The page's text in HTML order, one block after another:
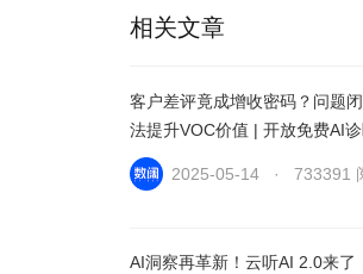
相关文章
客户差评竟成增收密码？问题
法提升VOC价值 | 开放免费AI
2025-05-14 · 733391
AI洞察再革新！云听AI 2.0来了